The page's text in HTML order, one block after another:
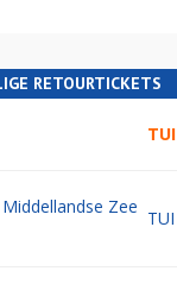
RETOURTICKETS
TUI
Zee
TUI